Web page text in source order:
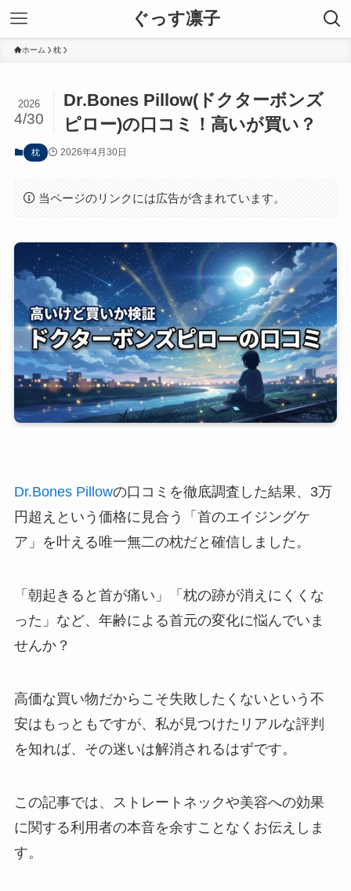
ぐっす凛子
ホーム 枕
Dr.Bones Pillow(ドクターボンズ
ピロー)の口コミ！高いが買い？
2026
4/30
枕 2026年4月30日
当ページのリンクには広告が含まれています。
Dr.Bones Pillowの口コミを徹底調査した結果、3万
円超えという価格に見合う「首のエイジングケ
ア」を叶える唯一無二の枕だと確信しました。
「朝起きると首が痛い」「枕の跡が消えにくくな
った」など、年齢による首元の変化に悩んでいま
せんか？
高価な買い物だからこそ失敗したくないという不
安はもっともですが、私が見つけたリアルな評判
を知れば、その迷いは解消されるはずです。
この記事では、ストレートネックや美容への効果
に関する利用者の本音を余すことなくお伝えしま
す。